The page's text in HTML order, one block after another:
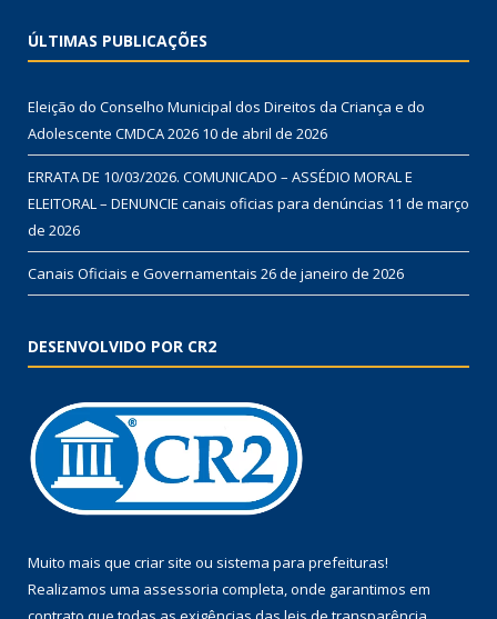
ÚLTIMAS PUBLICAÇÕES
Eleição do Conselho Municipal dos Direitos da Criança e do
Adolescente CMDCA 2026 10 de abril de 2026
ERRATA DE 10/03/2026. COMUNICADO – ASSÉDIO MORAL E
ELEITORAL – DENUNCIE canais oficias para denúncias 11 de março
de 2026
Canais Oficiais e Governamentais 26 de janeiro de 2026
DESENVOLVIDO POR CR2
Muito mais que criar site ou sistema para prefeituras!
Realizamos uma assessoria completa, onde garantimos em